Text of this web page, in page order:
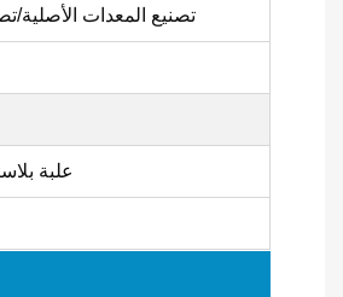
تصنيع المعدات
علبة